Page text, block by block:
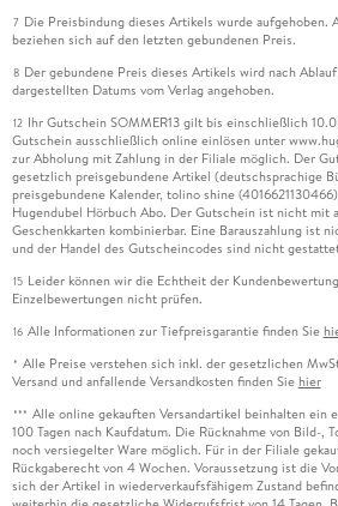
7 Die Preisbindung dieses Artikels wurde aufgehoben.
beziehen sich auf den letzten gebundenen Preis.
8 Der gebundene Preis dieses Artikels wird nach
dargestellten Datums vom Verlag angehoben.
12 Ihr Gutschein SOMMER13 gilt bis einschließlich
Gutschein ausschließlich online einlösen unter
zur Abholung mit Zahlung in der Filiale möglich. Der
gesetzlich preisgebundene Artikel (deutschsprachige
preisgebundene Kalender, tolino shine
Hugendubel Hörbuch Abo. Der Gutschein ist nicht mit
Geschenkkarten kombinierbar. Eine Barauszahlung ist
und der Handel des Gutscheincodes sind nicht
15 Leider können wir die Echtheit der
Einzelbewertungen nicht prüfen.
16 Alle Informationen zur Tiefpreisgarantie finden Sie
* Alle Preise verstehen sich inkl. der gesetzlichen
Versand und anfallende Versandkosten finden Sie hier
*** Alle online gekauften Versandartikel beinhalten ein
100 Tagen nach Kaufdatum. Die Rücknahme von Bild-,
noch versiegelter Ware möglich. Für in der Filiale
Rückgaberecht von 4 Wochen. Voraussetzung ist die
sich der Artikel in wiederverkaufsfähigem Zustand